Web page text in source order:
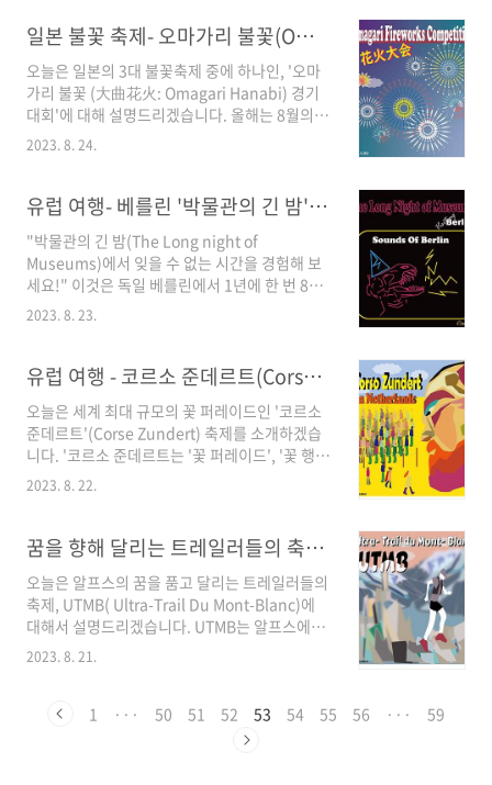
리고,..
동안 매일매일 축제에 참가하는 기분이란 어떤
것일까요? 한번 그 기분을 느껴 보기 위해 바로
같이 떠나겠습니다. 1. '필라르 축제'(Fiestas
del Pilar)의 소개 '필라르 축제'는, 스페인의 '사
라고사'( Zaragoza)라는 도시에서 매년 10월 12
일 전 후 9일에서 10일 동안 열리는 엄청난 규모
많은 행사와 이..
일본 불꽃 축제- 오마가리 불꽃(Omagari Hanabi) 경기 대회 - 일본 가을 여행
오늘은 일본의 3대 불꽃축제 중에 하나인, '오마
가리 불꽃 (大曲花火: Omagari Hanabi) 경기
대회'에 대해 설명드리겠습니다. 올해는 8월의
마지막주 토요일 8월 26일에 개최합니다. 먼저
경기 대회' 소개를 드린 후, 불꽃 경기 대회의 각
다. 그럼 바로 '오마가리 불꽃 경기 대회 '현장으
로 같이 가시죠 1. '오마가리 불꽃 경기 대회'의
유래와 역사 하기의 내용으로 오마가리 불꽃 경
기 대회의 유래와 명칭에 대해 설명드리겠습니
년)에 '스와신사' (..
2023. 8. 24.
유럽 여행- 베를린 '박물관의 긴 밤'(The Long Night of Museums) - 독일 베를린 여행
"박물관의 긴 밤(The Long night of
Museums)에서 잊을 수 없는 시간을 경험해 보
세요!" 이것은 독일 베를린에서 1년에 한 번 8월
말에 진행하는 문화와 예술의 향연, '박물관의 긴
of Meseums)에 대해 이야기하겠습니다. 먼저
'박물관의 긴 밤'의 개요에 대해 설명드리겠습니
다. 이어서 '박물관의 긴 밤'의 시작, '2023 박물
관의 긴 밤의 프로그램 안내', 그리고 '박물관 긴
밤의 의미'에 대해 설명드리고 'Summary'로 마
무리하겠습니다. 자, 그럼 독일 베를린의 '박물관
2023. 8. 23.
유럽 여행 - 코르소 준데르트(Corso Zundert) - 세계 최대 꽃 축제-네덜란드 여행
오늘은 세계 최대 규모의 꽃 퍼레이드인 '코르소
준데르트'(Corse Zundert) 축제를 소개하겠습
니다. '코르소 준데르트는 '꽃 퍼레이드', '꽃 행
렬'을 의미합니다. 매년 네덜란드의 준데르
지, 그리고 꽃으로 만든 대형 예술작품 플로트카
를 행사기간 동안 전시하고 퍼레이드를 진행합니
다. 내용에서 먼저 '코르소 준데르트 축제의 역
사'를 설명드리고, '코르소 준데르트 축제의 진행
방식'과 '코르소 준데르트 축제의 문화적, 경제적
의미'에 대해 이야기한 후, Summary로 마무리
제의 역사 '코르소 준..
2023. 8. 22.
꿈을 향해 달리는 트레일러들의 축제 - 세계 최고의 트레일닝 대회(UTMB: Ultra-Trail Du Mont-Blanc)-샤모니 몽블랑(Chamonix-Mont-Blanc)여행
오늘은 알프스의 꿈을 품고 달리는 트레일러들의
축제, UTMB( Ultra-Trail Du Mont-Blanc)에
대해서 설명드리겠습니다. UTMB는 알프스에서
일 년에 한 번 프랑스의 '샤모니 몽블
랑'(Chamonix-Mont-Blanc)에서 개최하는 '세
이 주목하고 있는 매우 흥미로운 행사입니다. 이
이벤트는 유럽에서 가장 높은 알프스의 아름다운
2023. 8. 21.
1 ··· 50 51 52 53 54 55 56 ··· 59